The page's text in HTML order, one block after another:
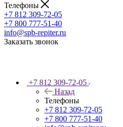
Телефоны
+7 812 309-72-05
+7 800 777-51-40
info@spb-repiter.ru
Заказать звонок
+7 812 309-72-05
Назад
Телефоны
+7 812 309-72-05
+7 800 777-51-40